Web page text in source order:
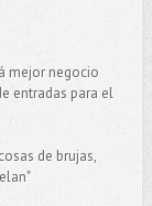
mejor negocio
entradas para el
de brujas,